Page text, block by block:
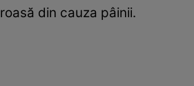
din cauza pâinii.